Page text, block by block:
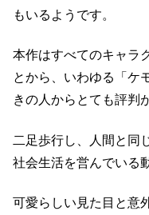
もいるようです。
本作はすべてのキャラ
とから、いわゆる「ケ
きの人からとても評判
二足歩行し、人間と同
社会生活を営んでいる
可愛らしい見た目と意